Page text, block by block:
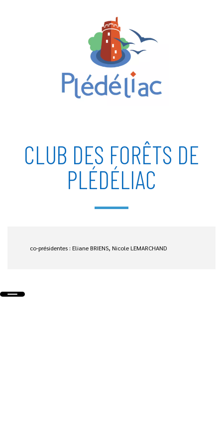
CLUB DES FORÊTS DE
PLÉDÉLIAC
co-présidentes : Eliane BRIENS, Nicole LEMARCHAND